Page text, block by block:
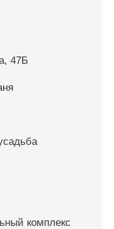
47Б
комплекс